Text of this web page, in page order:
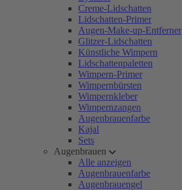
Creme-Lidschatten
Lidschatten-Primer
Augen-Make-up-Entferner
Glitzer-Lidschatten
Künstliche Wimpern
Lidschattenpaletten
Wimpern-Primer
Wimpernbürsten
Wimpernkleber
Wimpernzangen
Augenbrauenfarbe
Kajal
Sets
Augenbrauen
Alle anzeigen
Augenbrauenfarbe
Augenbrauengel